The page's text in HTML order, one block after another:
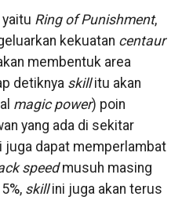
Ring of Punishment,
kekuatan centaur
membentuk area
detiknya skillitu akan
magic power) poin
yang ada di sekitar
juga dapat memperlambat
speedmusuh masing
skillini juga akan terus